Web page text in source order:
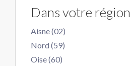
Dans votre région
Aisne (02)
Nord (59)
Oise (60)